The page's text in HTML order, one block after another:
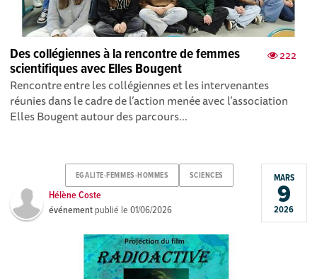
222
Des collégiennes à la rencontre de femmes
scientifiques avec Elles Bougent
Rencontre entre les collégiennes et les intervenantes
réunies dans le cadre de l’action menée avec l’association
Elles Bougent autour des parcours...
EGALITE-FEMMES-HOMMES SCIENCES
Hélène Coste
événement publié le01/06/2026
MARS
9
2026